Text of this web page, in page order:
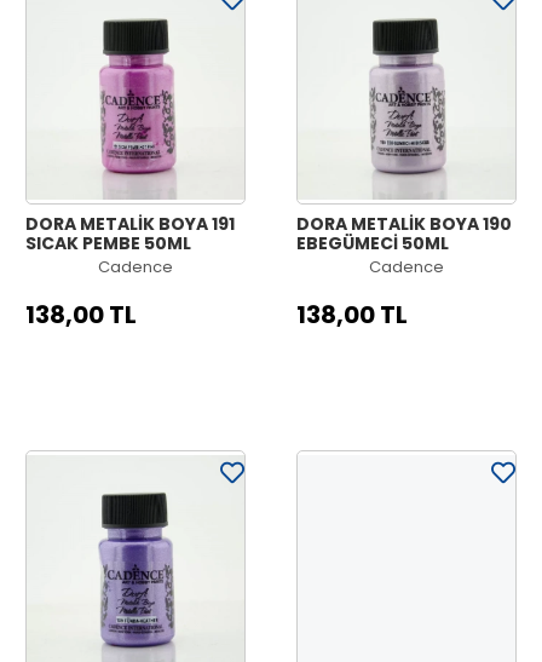
DORA METALİK BOYA 191
SICAK PEMBE 50ML
Cadence
138,00 TL
DORA METALİK BOYA 190
EBEGÜMECİ 50ML
Cadence
138,00 TL